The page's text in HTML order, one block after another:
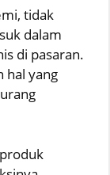
tidak
dalam
di pasaran.
hal yang